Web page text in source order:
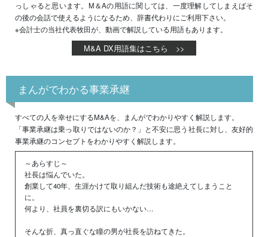
っしゃると思います。M＆Aの用語に関しては、一度理解してしまえばそ
の後の会話で使えるようになるため、辞書代わりにご利用下さい。
※会計士の当社代表牧田が、動画で解説している用語もあります。
M&A DX用語集はこちら >>
まんがでわかる事業承継
すべての人を幸せにするM&Aを、まんがでわかりやすく解説します。
「事業承継は乗っ取りではないのか？」と不安に思う社長に対し、友好的
事業承継のコンセプトをわかりやすく解説します。
～あらすじ～
社長は悩んでいた。
創業して40年、生涯かけて取り組んだ技術も途絶えてしまうこと
に。
何より、社員を裏切る訳にもいかない…
そんな折、真っ直ぐな瞳の男が社長を訪ねてきた。